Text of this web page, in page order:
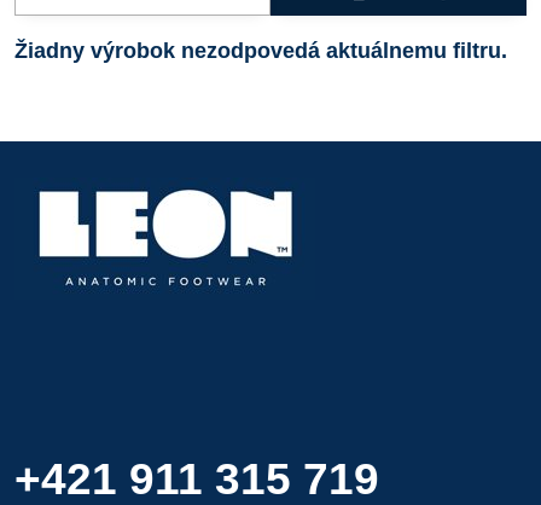
+421 911 315 719